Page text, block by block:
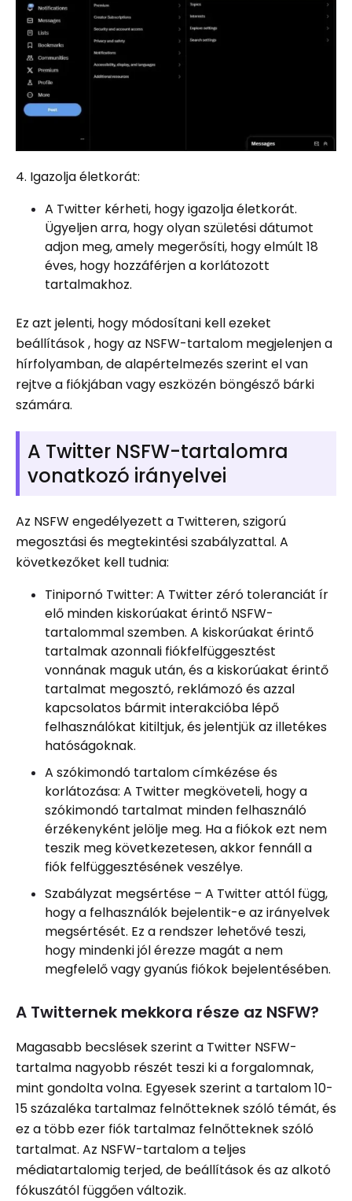
4. Igazolja életkorát:
A Twitter kérheti, hogy igazolja életkorát.
Ügyeljen arra, hogy olyan születési dátumot
adjon meg, amely megerősíti, hogy elmúlt 18
éves, hogy hozzáférjen a korlátozott
tartalmakhoz.
Ez azt jelenti, hogy módosítani kell ezeket
beállítások , hogy az NSFW-tartalom megjelenjen a
hírfolyamban, de alapértelmezés szerint el van
rejtve a fiókjában vagy eszközén böngésző bárki
számára.
A Twitter NSFW-tartalomra
vonatkozó irányelvei
Az NSFW engedélyezett a Twitteren, szigorú
megosztási és megtekintési szabályzattal. A
következőket kell tudnia:
Tinipornó Twitter: A Twitter zéró toleranciát ír
elő minden kiskorúakat érintő NSFW-
tartalommal szemben. A kiskorúakat érintő
tartalmak azonnali fiókfelfüggesztést
vonnának maguk után, és a kiskorúakat érintő
tartalmat megosztó, reklámozó és azzal
kapcsolatos bármit interakcióba lépő
felhasználókat kitiltjuk, és jelentjük az illetékes
hatóságoknak.
A szókimondó tartalom címkézése és
korlátozása: A Twitter megköveteli, hogy a
szókimondó tartalmat minden felhasználó
érzékenyként jelölje meg. Ha a fiókok ezt nem
teszik meg következetesen, akkor fennáll a
fiók felfüggesztésének veszélye.
Szabályzat megsértése – A Twitter attól függ,
hogy a felhasználók bejelentik-e az irányelvek
megsértését. Ez a rendszer lehetővé teszi,
hogy mindenki jól érezze magát a nem
megfelelő vagy gyanús fiókok bejelentésében.
A Twitternek mekkora része az NSFW?
Magasabb becslések szerint a Twitter NSFW-
tartalma nagyobb részét teszi ki a forgalomnak,
mint gondolta volna. Egyesek szerint a tartalom 10-
15 százaléka tartalmaz felnőtteknek szóló témát, és
ez a több ezer fiók tartalmaz felnőtteknek szóló
tartalmat. Az NSFW-tartalom a teljes
médiatartalomig terjed, de beállítások és az alkotó
fókuszától függően változik.